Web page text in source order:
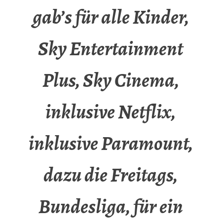
gab’s für alle Kinder,
Sky Entertainment
Plus, Sky Cinema,
inklusive Netflix,
inklusive Paramount,
dazu die Freitags,
Bundesliga, für ein